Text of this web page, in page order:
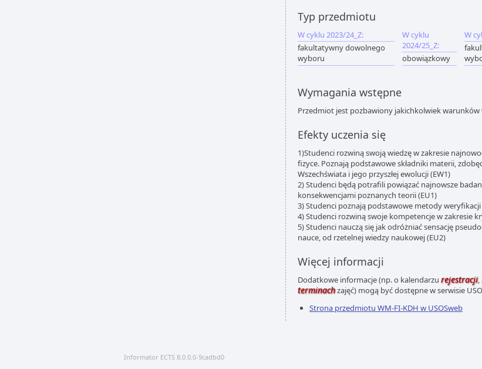
Typ przedmiotu
W cyklu 2023/24_Z:
fakultatywny dowolnego
wyboru
W cyklu
2024/25_Z:
obowiązkowy
W
Wymagania wstępne
Przedmiot jest pozbawiony jakichkolwiek warunków
Efekty uczenia się
1)Studenci rozwiną swoją wiedzę w zakresie
fizyce. Poznają podstawowe składniki materii,
Wszechświata i jego przyszłej ewolucji (EW1)
2) Studenci będą potrafili powiązać najnowsze
konsekwencjami poznanych teorii (EU1)
3) Studenci poznają podstawowe metody
4) Studenci rozwiną swoje kompetencje w zakresie
5) Studenci nauczą się jak odróżniać sensację
nauce, od rzetelnej wiedzy naukowej (EU2)
Więcej informacji
Dodatkowe informacje (np. o kalendarzu rejestracji,
terminachzajęć) mogą być dostępne w serwisie
Strona przedmiotu WM-FI-KDH w USOSweb
Informator ECTS 8.0.0.0-9cadbd0